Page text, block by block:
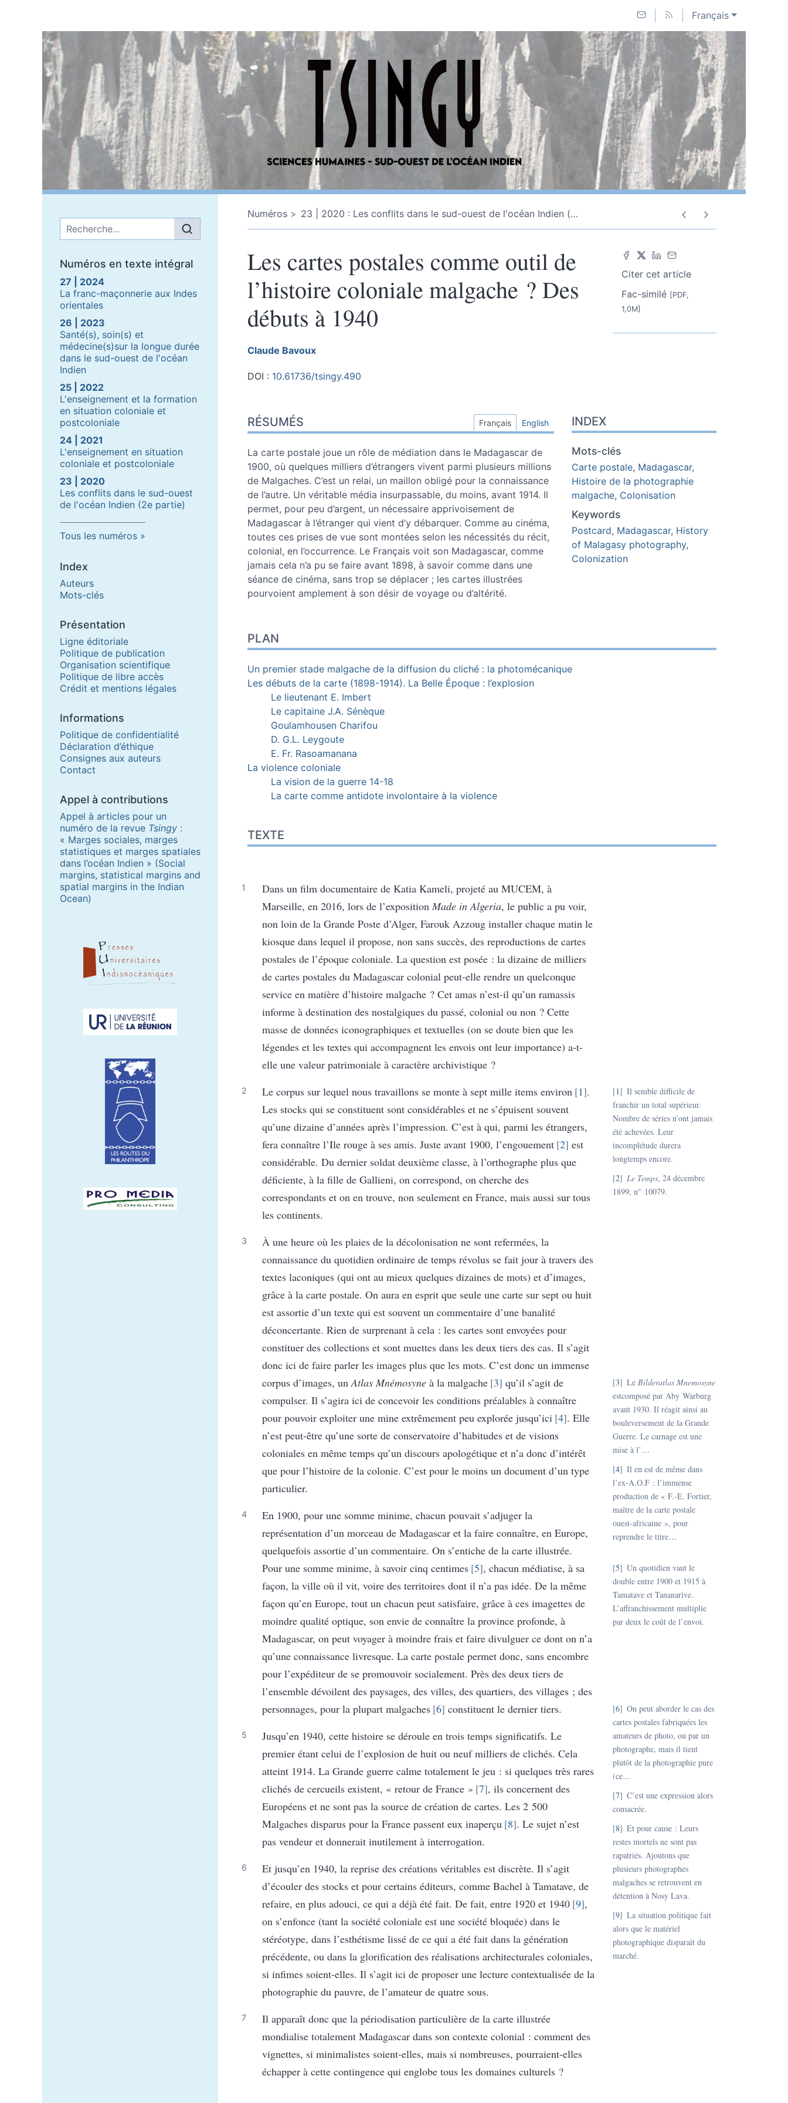
Français
Menu principal
Numéros en texte intégral
27 | 2024
La franc-maçonnerie aux Indes
orientales
26 | 2023
Santé(s), soin(s) et
médecine(s)sur la longue durée
dans le sud-ouest de l'océan
Indien
25 | 2022
L'enseignement et la formation
en situation coloniale et
postcoloniale
24 | 2021
L'enseignement en situation
coloniale et postcoloniale
23 | 2020
Les conflits dans le sud-ouest
de l'océan Indien (2e partie)
Tous les numéros
Index
Auteurs
Mots-clés
Présentation
Ligne éditoriale
Politique de publication
Organisation scientifique
Politique de libre accès
Crédit et mentions légales
Informations
Politique de confidentialité
Déclaration d’éthique
Consignes aux auteurs
Contact
Appel à contributions
Appel à articles pour un
numéro de la revue Tsingy :
« Marges sociales, marges
statistiques et marges spatiales
dans l’océan Indien » (Social
margins, statistical margins and
spatial margins in the Indian
Ocean)
Partenaires
Numéros 23 | 2020 : Les conflits dans le sud-ouest de l'océan Indien (…
Citer cet article
Fac-similé [PDF,
1,0M]
Les cartes postales comme outil de
l’histoire coloniale malgache ? Des
débuts à 1940
Claude Bavoux
DOI : 10.61736/tsingy.490
Index
Plan
Texte
Notes
Illustrations
Citer cet article
Auteur
RÉSUMÉS Français English
La carte postale joue un rôle de médiation dans le Madagascar de
1900, où quelques milliers d’étrangers vivent parmi plusieurs millions
de Malgaches. C’est un relai, un maillon obligé pour la connaissance
de l’autre. Un véritable média insurpassable, du moins, avant 1914. Il
permet, pour peu d’argent, un nécessaire apprivoisement de
Madagascar à l’étranger qui vient d’y débarquer. Comme au cinéma,
toutes ces prises de vue sont montées selon les nécessités du récit,
colonial, en l’occurrence. Le Français voit son Madagascar, comme
jamais cela n’a pu se faire avant 1898, à savoir comme dans une
séance de cinéma, sans trop se déplacer ; les cartes illustrées
pourvoient amplement à son désir de voyage ou d’altérité.
INDEX
Mots-clés
Carte postale, Madagascar,
Histoire de la photographie
malgache, Colonisation
Keywords
Postcard, Madagascar, History
of Malagasy photography,
Colonization
PLAN
Un premier stade malgache de la diffusion du cliché : la photomécanique
Les débuts de la carte (1898-1914). La Belle Époque : l’explosion
Le lieutenant E. Imbert
Le capitaine J.A. Sénèque
Goulamhousen Charifou
D. G.L. Leygoute
E. Fr. Rasoamanana
La violence coloniale
La vision de la guerre 14-18
La carte comme antidote involontaire à la violence
TEXTE
Dans un film documentaire de Katia Kameli, projeté au MUCEM, à
Marseille, en 2016, lors de l’exposition Made in Algeria, le public a pu voir,
non loin de la Grande Poste d’Alger, Farouk Azzoug installer chaque matin le
kiosque dans lequel il propose, non sans succès, des reproductions de cartes
postales de l’époque coloniale. La question est posée : la dizaine de milliers
de cartes postales du Madagascar colonial peut-elle rendre un quelconque
service en matière d’histoire malgache ? Cet amas n’est-il qu’un ramassis
informe à destination des nostalgiques du passé, colonial ou non ? Cette
masse de données iconographiques et textuelles (on se doute bien que les
légendes et les textes qui accompagnent les envois ont leur importance) a-t-
elle une valeur patrimoniale à caractère archivistique ?
Le corpus sur lequel nous travaillons se monte à sept mille items environ 1 .
Les stocks qui se constituent sont considérables et ne s’épuisent souvent
qu’une dizaine d’années après l’impression. C’est à qui, parmi les étrangers,
fera connaître l’Ile rouge à ses amis. Juste avant 1900, l’engouement 2 est
considérable. Du dernier soldat deuxième classe, à l’orthographe plus que
déficiente, à la fille de Gallieni, on correspond, on cherche des
correspondants et on en trouve, non seulement en France, mais aussi sur tous
les continents.
À une heure où les plaies de la décolonisation ne sont refermées, la
connaissance du quotidien ordinaire de temps révolus se fait jour à travers des
textes laconiques (qui ont au mieux quelques dizaines de mots) et d’images,
grâce à la carte postale. On aura en esprit que seule une carte sur sept ou huit
est assortie d’un texte qui est souvent un commentaire d’une banalité
déconcertante. Rien de surprenant à cela : les cartes sont envoyées pour
constituer des collections et sont muettes dans les deux tiers des cas. Il s’agit
donc ici de faire parler les images plus que les mots. C’est donc un immense
corpus d’images, unAtlas Mnémosyne à la malgache 3 qu’il s’agit de
compulser. Il s’agira ici de concevoir les conditions préalables à connaître
pour pouvoir exploiter une mine extrêmement peu explorée jusqu’ici 4 . Elle
n’est peut-être qu’une sorte de conservatoire d’habitudes et de visions
coloniales en même temps qu’un discours apologétique et n’a donc d’intérêt
que pour l’histoire de la colonie. C’est pour le moins un document d’un type
particulier.
En 1900, pour une somme minime, chacun pouvait s’adjuger la
représentation d’un morceau de Madagascar et la faire connaître, en Europe,
quelquefois assortie d’un commentaire. On s’entiche de la carte illustrée.
Pour une somme minime, à savoir cinq centimes 5 , chacun médiatise, à sa
façon, la ville où il vit, voire des territoires dont il n’a pas idée. De la même
façon qu’en Europe, tout un chacun peut satisfaire, grâce à ces imagettes de
moindre qualité optique, son envie de connaître la province profonde, à
Madagascar, on peut voyager à moindre frais et faire divulguer ce dont on n’a
qu’une connaissance livresque. La carte postale permet donc, sans encombre
pour l’expéditeur de se promouvoir socialement. Près des deux tiers de
l’ensemble dévoilent des paysages, des villes, des quartiers, des villages ; des
personnages, pour la plupart malgaches 6 constituent le dernier tiers.
Jusqu’en 1940, cette histoire se déroule en trois temps significatifs. Le
premier étant celui de l’explosion de huit ou neuf milliers de clichés. Cela
atteint 1914. La Grande guerre calme totalement le jeu : si quelques très rares
clichés de cercueils existent, « retour de France » 7 , ils concernent des
Européens et ne sont pas la source de création de cartes. Les 2 500
Malgaches disparus pour la France passent eux inaperçu 8 . Le sujet n’est
pas vendeur et donnerait inutilement à interrogation.
Et jusqu’en 1940, la reprise des créations véritables est discrète. Il s’agit
d’écouler des stocks et pour certains éditeurs, comme Bachel à Tamatave, de
refaire, en plus adouci, ce qui a déjà été fait. De fait, entre 1920 et 1940 9 ,
on s’enfonce (tant la société coloniale est une société bloquée) dans le
stéréotype, dans l’esthétisme lissé de ce qui a été fait dans la génération
précédente, ou dans la glorification des réalisations architecturales coloniales,
si infimes soient-elles. Il s’agit ici de proposer une lecture contextualisée de la
photographie du pauvre, de l’amateur de quatre sous.
Il apparaît donc que la périodisation particulière de la carte illustrée
mondialise totalement Madagascar dans son contexte colonial : comment des
vignettes, si minimalistes soient-elles, mais si nombreuses, pourraient-elles
échapper à cette contingence qui englobe tous les domaines culturels ?
1
Il semble difficile de
franchir un total supérieur.
Nombre de séries n’ont jamais
été achevées. Leur
incomplétude durera
longtemps encore.
2
Le Temps, 24 décembre
1899, n° 10079.
3 Le Bilderatlas Mnemosyne
estcomposé par Aby Warburg
avant 1930. Il réagit ainsi au
bouleversement de la Grande
Guerre. Le carnage est une
mise à l’…
4
Il en est de même dans
l’ex-A.O.F : l’immense
production de « F.-E. Fortier,
maître de la carte postale
ouest-africaine », pour
reprendre le titre…
5
Un quotidien vaut le
double entre 1900 et 1915 à
Tamatave et Tananarive.
L’affranchissement multiplie
par deux le coût de l’envoi.
6
On peut aborder le cas des
cartes postales fabriquées les
amateurs de photo, ou par un
photographe, mais il tient
plutôt de la photographie pure
(ce…
7
C’est une expression alors
consacrée.
8
Et pour cause : Leurs
restes mortels ne sont pas
rapatriés. Ajoutons que
plusieurs photographes
malgaches se retrouvent en
détention à Nosy Lava.
9
La situation politique fait
alors que le matériel
photographique disparaît du
marché.